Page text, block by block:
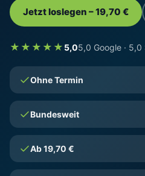
Jetzt loslegen – 19,70 €
★★★★★ 5,05,0 Google · 5,0
Ohne Termin
Bundesweit
Ab 19,70 €